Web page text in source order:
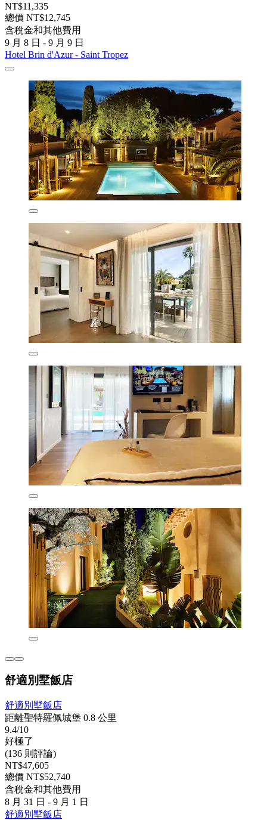
NT$11,335
總價 NT$12,745
含稅金和其他費用
9 月 8 日 - 9 月 9 日
Hotel Brin d'Azur - Saint Tropez
舒適別墅飯店
舒適別墅飯店
距離聖特羅佩城堡 0.8 公里
9.4/10
好極了
(136 則評論)
NT$47,605
總價 NT$52,740
含稅金和其他費用
8 月 31 日 - 9 月 1 日
舒適別墅飯店